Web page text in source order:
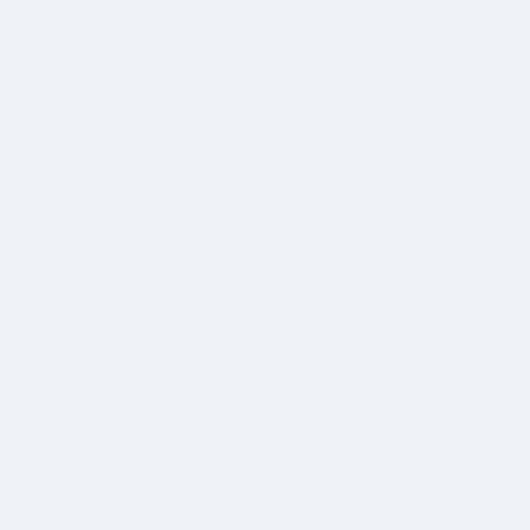
Tengah
Bersama
se-Kab Klaten
Klaten Tahun 2025
Tahun 2025